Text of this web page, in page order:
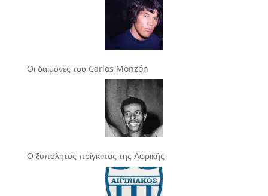
Οι δαίμονες του Carlos Monzón
Ο ξυπόλητος πρίγκιπας της Αφρικής